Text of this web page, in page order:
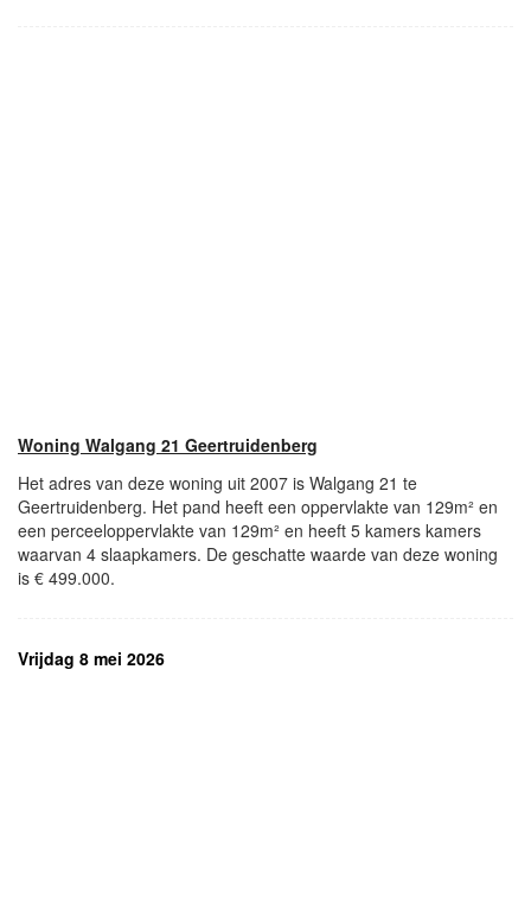
Woning Walgang 21 Geertruidenberg
Het adres van deze woning uit 2007 is Walgang 21 te
Geertruidenberg. Het pand heeft een oppervlakte van 129m² en
een perceeloppervlakte van 129m² en heeft 5 kamers kamers
waarvan 4 slaapkamers. De geschatte waarde van deze woning
is € 499.000.
Vrijdag 8 mei 2026